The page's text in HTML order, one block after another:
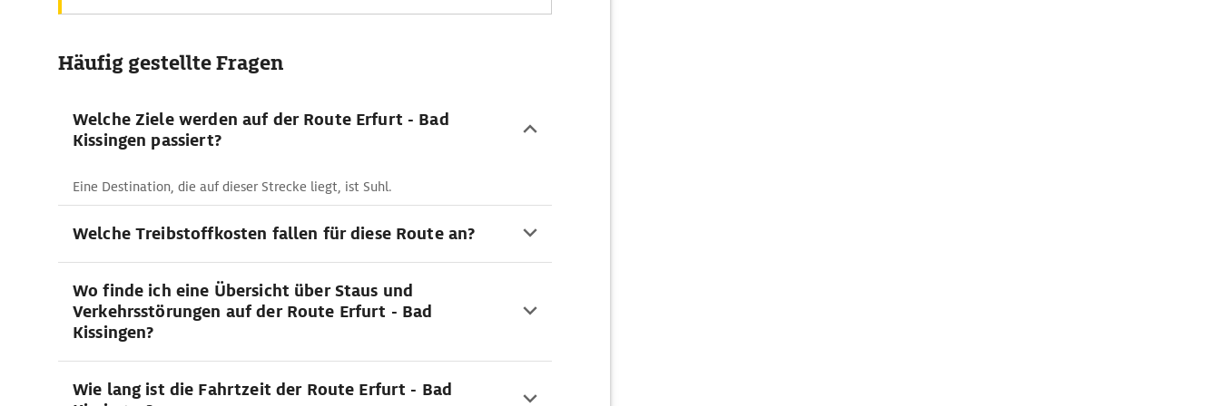
Häufig gestellte Fragen
Welche Ziele werden auf der Route Erfurt - Bad
Kissingen passiert?
Eine Destination, die auf dieser Strecke liegt, ist Suhl.
Welche Treibstoffkosten fallen für diese Route an?
Wo finde ich eine Übersicht über Staus und
Verkehrsstörungen auf der Route Erfurt - Bad
Kissingen?
Wie lang ist die Fahrtzeit der Route Erfurt - Bad